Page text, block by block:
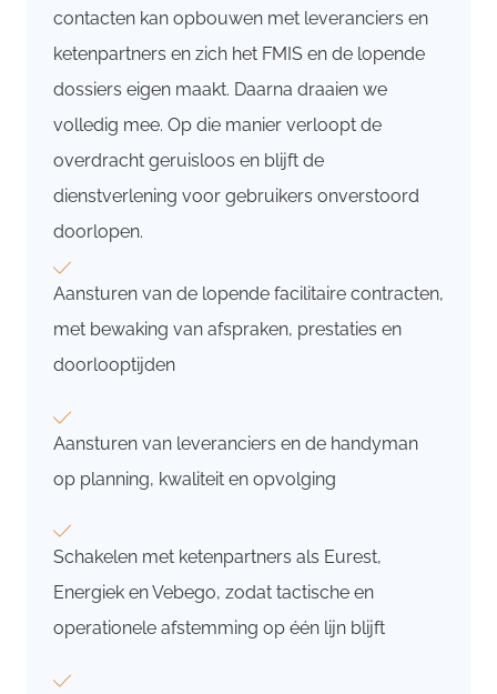
contacten kan opbouwen met leveranciers en
ketenpartners en zich het FMIS en de lopende
dossiers eigen maakt. Daarna draaien we
volledig mee. Op die manier verloopt de
overdracht geruisloos en blijft de
dienstverlening voor gebruikers onverstoord
doorlopen.
Aansturen van de lopende facilitaire contracten,
met bewaking van afspraken, prestaties en
doorlooptijden
Aansturen van leveranciers en de handyman
op planning, kwaliteit en opvolging
Schakelen met ketenpartners als Eurest,
Energiek en Vebego, zodat tactische en
operationele afstemming op één lijn blijft